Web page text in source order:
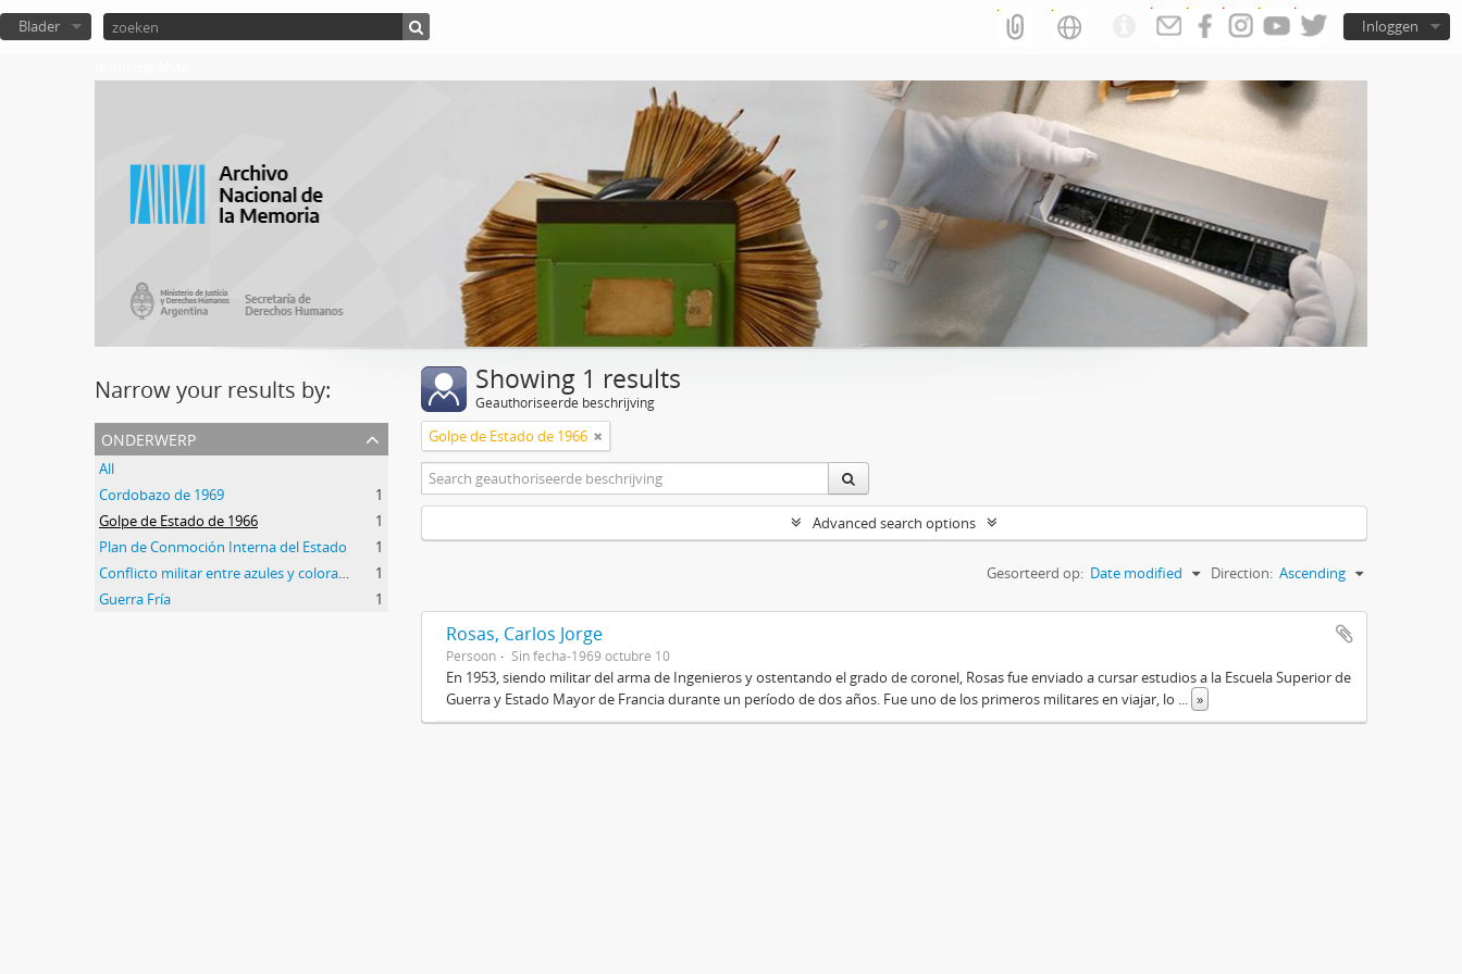
Inloggen
Blader
Narrow your results by:
onderwerp
All
Cordobazo de 1969
1
Golpe de Estado de 1966
1
Plan de Conmoción Interna del Estado
1
1
Guerra Fría
1
Showing 1 results
Geauthoriseerde beschrijving
Golpe de Estado de 1966
Advanced search options
Gesorteerd op: Date modified Direction: Ascending
Rosas, Carlos Jorge
Persoon Sin fecha-1969 octubre 10
En 1953, siendo militar del arma de Ingenieros y ostentando el grado de coronel, Rosas fue enviado a cursar estudios a la Escuela Superior de
Guerra y Estado Mayor de Francia durante un período de dos años. Fue uno de los primeros militares en viajar, lo
»